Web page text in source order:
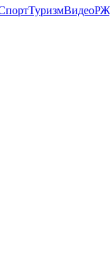
ТуризмВидео